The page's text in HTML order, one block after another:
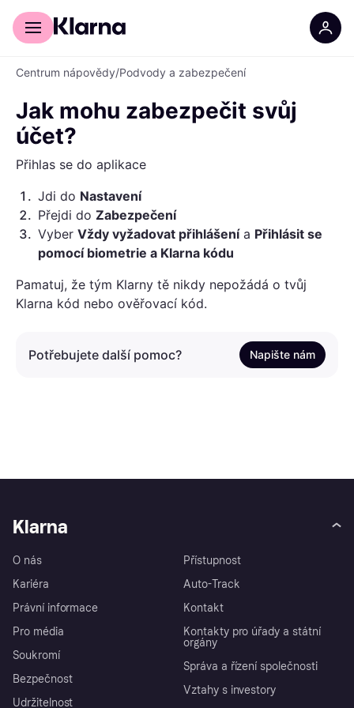
Pro zákazníky
Centrum nápovědy/Podvody a zabezpečení
Jak mohu zabezpečit svůj
účet?
Přihlas se do aplikace
1 . Jdi do Nastavení
2. Přejdi do Zabezpečení
3. Vyber Vždy vyžadovat přihlášenía Přihlásit se
pomocí biometrie a Klarna kódu
Pamatuj, že tým Klarny tě nikdy nepožádá o tvůj
Klarna kód nebo ověřovací kód.
Potřebujete další pomoc? Napište nám
Klarna
O nás
Kariéra
Právní informace
Pro média
Soukromí
Bezpečnost
Udržitelnost
Přístupnost
Auto-Track
Kontakt
Kontakty pro úřady a státní
orgány
Správa a řízení společnosti
Vztahy s investory